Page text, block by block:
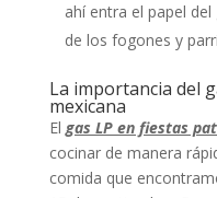
ahí entra el papel
de los fogones y
La importancia del
mexicana
El gas LP en fiestas
cocinar de manera
comida que